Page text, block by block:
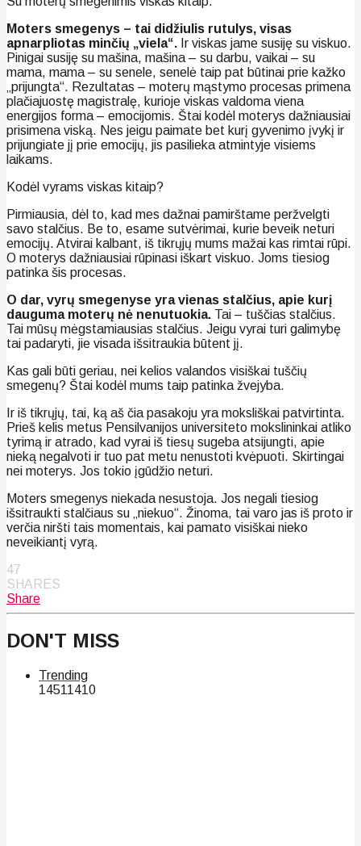
Moters smegenys – tai didžiulis rutulys, visas
apnarpliotas minčių „viela“. Ir viskas jame susiję su viskuo.
Pinigai susiję su mašina, mašina – su darbu, vaikai – su
mama, mama – su senele, senelė taip pat būtinai prie kažko
„prijungta“. Rezultatas – moterų mąstymo procesas primena
plačiajuostę magistralę, kurioje viskas valdoma viena
energijos forma – emocijomis. Štai kodėl moterys dažniausiai
prisimena viską. Nes jeigu paimate bet kurį gyvenimo įvykį ir
prijungiate jį prie emocijų, jis pasilieka atmintyje visiems
laikams.
Kodėl vyrams viskas kitaip?
Pirmiausia, dėl to, kad mes dažnai pamirštame peržvelgti
savo stalčius. Be to, esame sutvėrimai, kurie beveik neturi
emocijų. Atvirai kalbant, iš tikrųjų mums mažai kas rimtai rūpi.
O moterys dažniausiai rūpinasi iškart viskuo. Joms tiesiog
patinka šis procesas.
O dar, vyrų smegenyse yra vienas stalčius, apie kurį
dauguma moterų nė nenutuokia. Tai – tuščias stalčius.
Tai mūsų mėgstamiausias stalčius. Jeigu vyrai turi galimybę
tai padaryti, jie visada išsitraukia būtent jį.
Kas gali būti geriau, nei kelios valandos visiškai tuščių
smegenų? Štai kodėl mums taip patinka žvejyba.
Ir iš tikrųjų, tai, ką aš čia pasakoju yra moksliškai patvirtinta.
Prieš kelis metus Pensilvanijos universiteto mokslininkai atliko
tyrimą ir atrado, kad vyrai iš tiesų sugeba atsijungti, apie
nieką negalvoti ir tuo pat metu nenustoti kvėpuoti. Skirtingai
nei moterys. Jos tokio įgūdžio neturi.
Moters smegenys niekada nesustoja. Jos negali tiesiog
išsitraukti stalčiaus su „niekuo“. Žinoma, tai varo jas iš proto ir
verčia niršti tais momentais, kai pamato visiškai nieko
neveikiantį vyrą.
47
SHARES
Share
DON'T MISS
Trending
14511410